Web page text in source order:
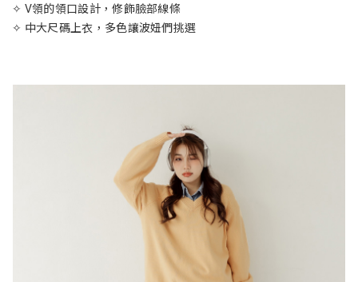
✧ V領的領口設計，修飾臉部線條
✧ 中大尺碼上衣，多色讓波妞們挑選